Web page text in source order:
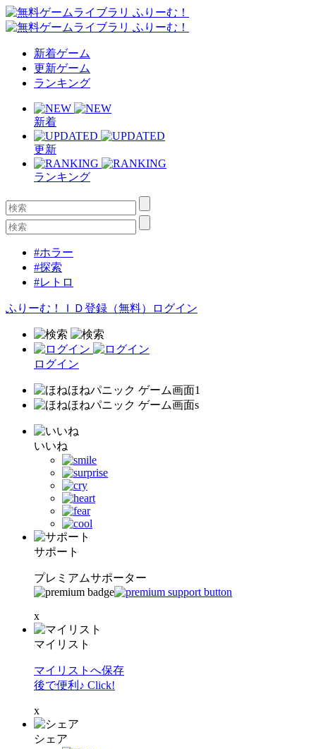
新着ゲーム
更新ゲーム
ランキング
新着
更新
ランキング
#ホラー
#探索
#レトロ
ふりーむ！ＩＤ登録（無料） ログイン
ログイン
いいね
サポート
プレミアムサポーター
x
マイリスト
マイリストへ保存
後で便利♪ Click!
x
シェア